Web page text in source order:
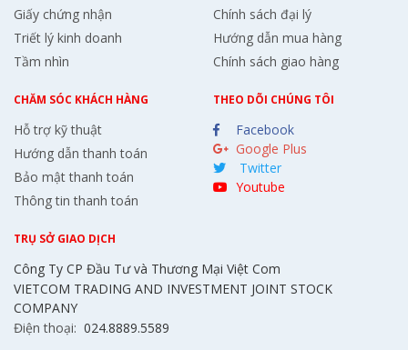
Giấy chứng nhận
Triết lý kinh doanh
Tầm nhìn
Chính sách đại lý
Hướng dẫn mua hàng
Chính sách giao hàng
CHĂM SÓC KHÁCH HÀNG
Hỗ trợ kỹ thuật
Hướng dẫn thanh toán
Bảo mật thanh toán
Thông tin thanh toán
THEO DÕI CHÚNG TÔI
Facebook
Google Plus
Twitter
Youtube
TRỤ SỞ GIAO DỊCH
Công Ty CP Đầu Tư và Thương Mại Việt Com
VIETCOM TRADING AND INVESTMENT JOINT STOCK
COMPANY
Điện thoại: 024.8889.5589